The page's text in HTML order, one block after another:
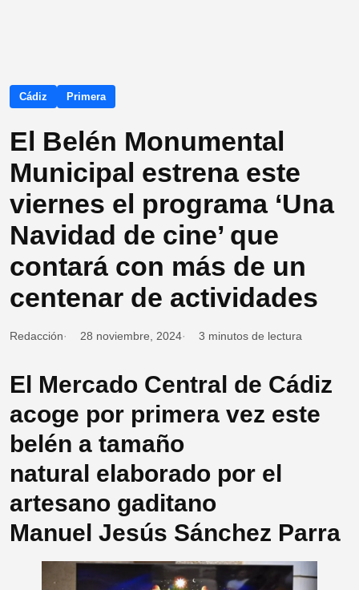
Cádiz Primera
El Belén Monumental
Municipal estrena este
viernes el programa ‘Una
Navidad de cine’ que
contará con más de un
centenar de actividades
Redacción 28 noviembre, 2024 3 minutos de lectura
El Mercado Central de Cádiz
acoge por primera vez este
belén a tamaño
natural elaborado por el
artesano gaditano
Manuel Jesús Sánchez Parra